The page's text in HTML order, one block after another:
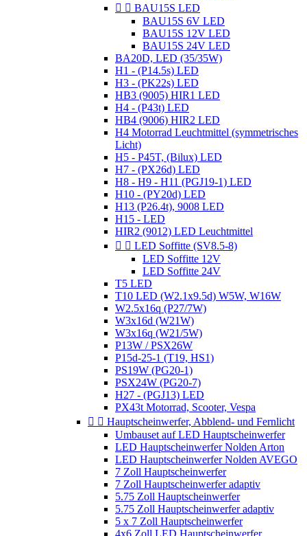
  BAU15S LED
BAU15S 6V LED
BAU15S 12V LED
BAU15S 24V LED
BA20D, LED (35/35W)
H1 - (P14.5s) LED
H3 - (PK22s) LED
HB3 (9005) HIR1 LED
H4 - (P43t) LED
HB4 (9006) HIR2 LED
H4 Motorrad Leuchtmittel (symmetrisches
Licht)
H5 - P45T, (Bilux) LED
H7 - (PX26d) LED
H8 - H9 - H11 (PGJ19-1) LED
H10 - (PY20d) LED
H13 (P26.4t), 9008 LED
H15 - LED
HIR2 (9012) LED Leuchtmittel
  LED Soffitte (SV8.5-8)
LED Soffitte 12V
LED Soffitte 24V
T5 LED
T10 LED (W2.1x9.5d) W5W, W16W
W2.5x16q (P27/7W)
W3x16d (W21W)
W3x16q (W21/5W)
P13W / PSX26W
P15d-25-1 (T19, HS1)
PS19W (PG20-1)
PSX24W (PG20-7)
H27 - (PGJ13) LED
PX43t Motorrad, Scooter, Vespa
  Hauptscheinwerfer, Abblend- und Fernlicht
Umbauset auf LED Hauptscheinwerfer
LED Hauptscheinwerfer Nolden Arton
LED Hauptscheinwerfer Nolden AVEGO
7 Zoll Hauptscheinwerfer
7 Zoll Hauptscheinwerfer adaptiv
5.75 Zoll Hauptscheinwerfer
5.75 Zoll Hauptscheinwerfer adaptiv
5 x 7 Zoll Hauptscheinwerfer
4x6 Zoll LED Hauptscheinwerfer